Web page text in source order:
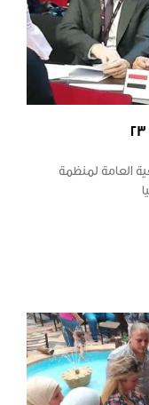
أعمال الدورة 23 للجمعية العامة لمنظمة